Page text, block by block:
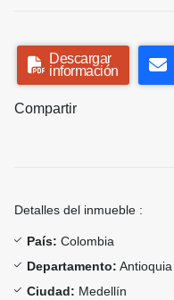
Descargar
información
Compartir
Detalles del inmueble :
País: Colombia
Departamento: Antioquia
Ciudad: Medellín